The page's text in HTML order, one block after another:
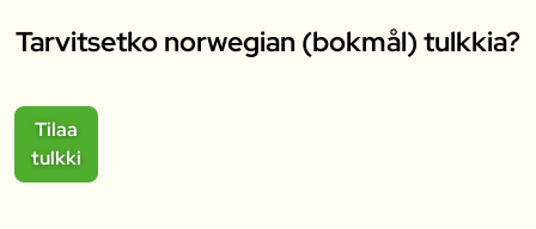
Tarvitsetko norwegian (bokmål) tulkkia?
Tilaa
tulkki